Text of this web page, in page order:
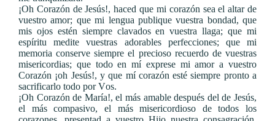
¡Oh Corazón de Jesús!, haced que mi corazón sea el altar de
vuestro amor; que mi lengua publique vuestra bondad, que
mis ojos estén siempre clavados en vuestra llaga; que mi
espíritu medite vuestras adorables perfecciones; que mi
memoria conserve siempre el precioso recuerdo de vuestras
misericordias; que todo en mí exprese mi amor a vuestro
Corazón ¡oh Jesús!, y que mí corazón esté siempre pronto a
sacrificarlo todo por Vos.
¡Oh Corazón de María!, el más amable después del de Jesús,
el más compasivo, el más misericordioso de todos los